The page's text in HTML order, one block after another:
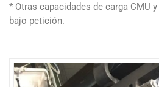
* Otras capacidades de carga CMU
bajo petición.